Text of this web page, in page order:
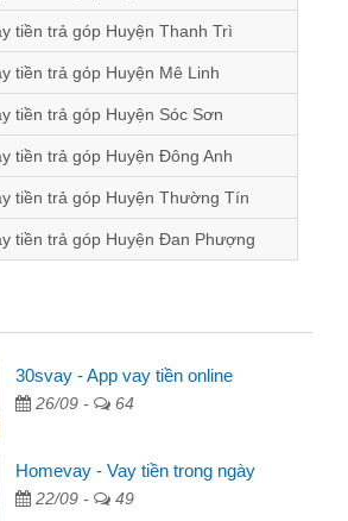
tiền trả góp Huyện Thanh Trì
tiền trả góp Huyện Mê Linh
tiền trả góp Huyện Sóc Sơn
tiền trả góp Huyện Đông Anh
tiền trả góp Huyện Thường Tín
tiền trả góp Huyện Đan Phượng
Mai Lan - Sinh
thấy thủ tục
30svay - App vay tiền online
26/09 - 64
Homevay - Vay tiền trong ngày
22/09 - 49